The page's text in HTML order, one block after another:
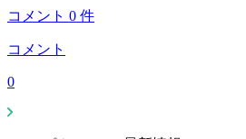
コメント 0 件
コメント
0